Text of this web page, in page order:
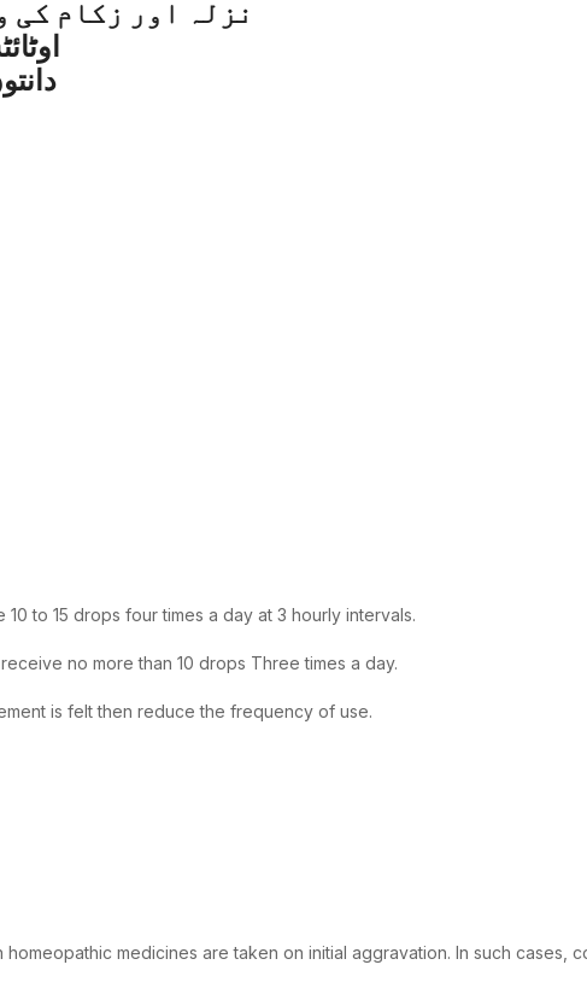
نزلہ اور زکام کی
to 15 drops four times a day at 3 hourly intervals.
no more than 10 drops Three times a day.
is felt then reduce the frequency of use.
medicines are taken on initial aggravation. In such cases,